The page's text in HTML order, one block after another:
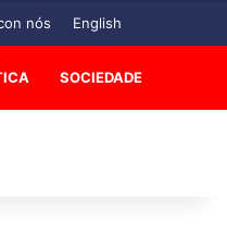
nós English
SOCIEDADE